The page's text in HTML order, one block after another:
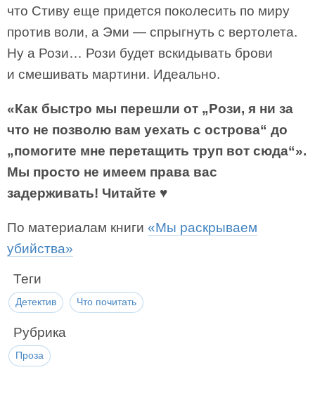
что Стиву еще придется поколесить по миру
против воли, а Эми — спрыгнуть с вертолета.
Ну а Рози… Рози будет вскидывать брови
и смешивать мартини. Идеально.
«Как быстро мы перешли от „Рози, я ни за
что не позволю вам уехать с острова“ до
„помогите мне перетащить труп вот сюда“».
Мы просто не имеем права вас
задерживать! Читайте ♥
По материалам книги «Мы раскрываем
убийства»
Теги
Детектив Что почитать
Рубрика
Проза